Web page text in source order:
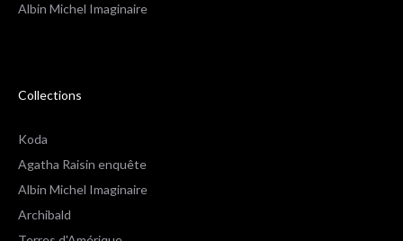
Albin Michel Imaginaire
Collections
Koda
Agatha Raisin enquête
Albin Michel Imaginaire
Archibald